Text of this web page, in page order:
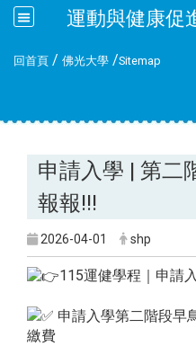
運動與健康促
回首頁 / 佛光大學 /Sitemap
申請入學 | 第二
報報!!!
2026-04-01 shp
115運健學程｜申請
申請入學第二階段早
繳費